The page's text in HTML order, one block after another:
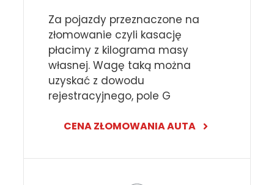
Za pojazdy przeznaczone na
złomowanie czyli kasację
płacimy z kilograma masy
własnej. Wagę taką można
uzyskać z dowodu
rejestracyjnego, pole G
CENA ZŁOMOWANIA AUTA